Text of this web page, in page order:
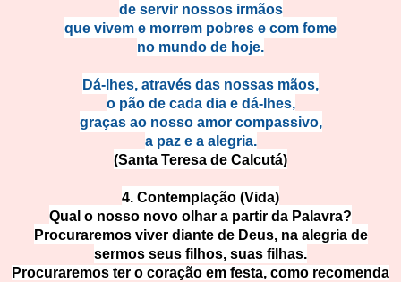
de servir nossos irmãos
que vivem e morrem pobres e com fome
no mundo de hoje.
Dá-lhes, através das nossas mãos,
o pão de cada dia e dá-lhes,
graças ao nosso amor compassivo,
a paz e a alegria.
(Santa Teresa de Calcutá)
4. Contemplação (Vida)
Qual o nosso novo olhar a partir da Palavra?
Procuraremos viver diante de Deus, na alegria de
sermos seus filhos, suas filhas.
Procuraremos ter o coração em festa, como recomenda